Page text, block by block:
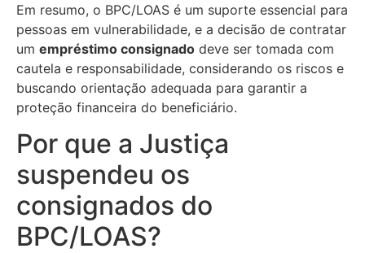
Em resumo, o BPC/LOAS é um suporte essencial para
pessoas em vulnerabilidade, e a decisão de contratar
um empréstimo consignado deve ser tomada com
cautela e responsabilidade, considerando os riscos e
buscando orientação adequada para garantir a
proteção financeira do beneficiário.
Por que a Justiça
suspendeu os
consignados do
BPC/LOAS?